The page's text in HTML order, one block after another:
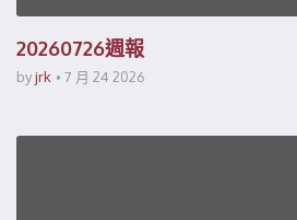
20260726週報
byjrk 7 月 24 2026